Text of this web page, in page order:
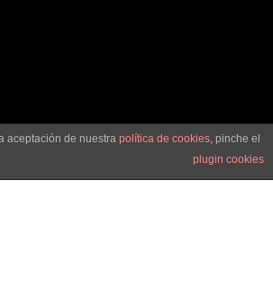
aceptación de nuestra política de cookies, pinche el
plugin cookies